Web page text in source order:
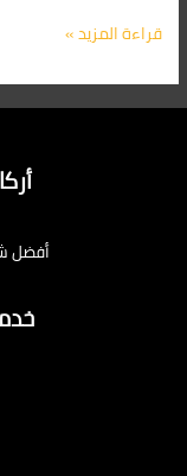
قراءة المزيد »
أفضل